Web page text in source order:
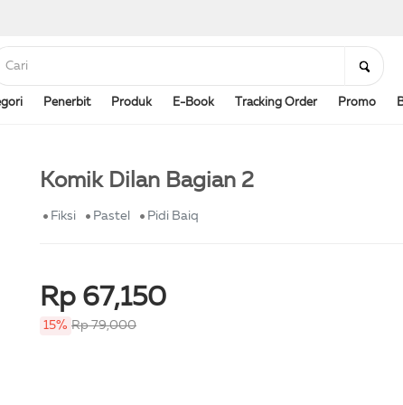
Penerbit Produk E-Book Tracking Order Promo
Komik Dilan Bagian 2
Fiksi Pastel Pidi Baiq
Rp 67,150
15% Rp 79,000